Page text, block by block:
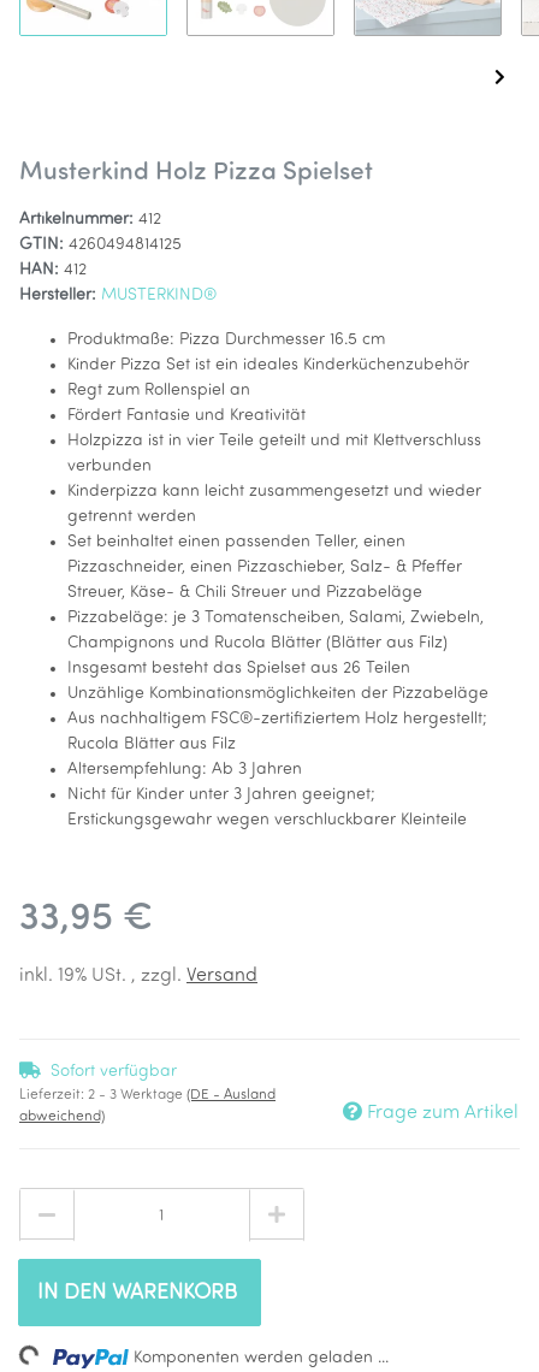
Musterkind Holz Pizza Spielset
Artikelnummer: 412
GTIN: 4260494814125
HAN: 412
Hersteller: MUSTERKIND®
Produktmaße: Pizza Durchmesser 16.5 cm
Kinder Pizza Set ist ein ideales Kinderküchenzubehör
Regt zum Rollenspiel an
Fördert Fantasie und Kreativität
Holzpizza ist in vier Teile geteilt und mit Klettverschluss
verbunden
Kinderpizza kann leicht zusammengesetzt und wieder
getrennt werden
Set beinhaltet einen passenden Teller, einen
Pizzaschneider, einen Pizzaschieber, Salz- & Pfeffer
Streuer, Käse- & Chili Streuer und Pizzabeläge
Pizzabeläge: je 3 Tomatenscheiben, Salami, Zwiebeln,
Champignons und Rucola Blätter (Blätter aus Filz)
Insgesamt besteht das Spielset aus 26 Teilen
Unzählige Kombinationsmöglichkeiten der Pizzabeläge
Aus nachhaltigem FSC®-zertifiziertem Holz hergestellt;
Rucola Blätter aus Filz
Altersempfehlung: Ab 3 Jahren
Nicht für Kinder unter 3 Jahren geeignet;
Erstickungsgewahr wegen verschluckbarer Kleinteile
33,95 €
inkl. 19% USt. , zzgl. Versand
Sofort verfügbar
Lieferzeit: 2 - 3 Werktage (DE - Ausland
abweichend)
Frage zum Artikel
IN DEN WARENKORB
Komponenten werden geladen ...